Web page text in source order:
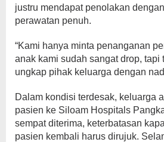
justru mendapat penolakan
perawatan penuh.
“Kami hanya minta penanganan
anak kami sudah sangat drop, tapi
ungkap pihak keluarga dengan
Dalam kondisi terdesak, keluarga
pasien ke Siloam Hospitals
sempat diterima, keterbatasan
pasien kembali harus dirujuk.